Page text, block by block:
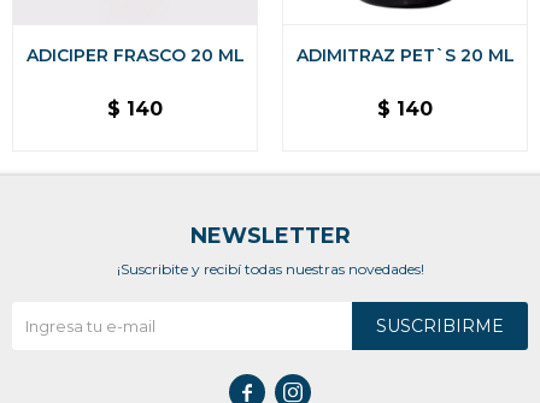
ADICIPER FRASCO 20 ML
$ 140
ADIMITRAZ PET`S 20 ML
$ 140
NEWSLETTER
¡Suscribite y recibí todas nuestras novedades!
SUSCRIBIRME
 